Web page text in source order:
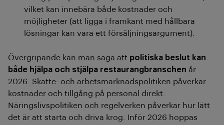
vilket kan innebära både kostnader och
möjligheter (att ligga i framkant med hållbara
lösningar kan vara ett försäljningsargument).
Övergripande kan man säga att politiska beslut kan
både hjälpa och stjälpa restaurangbranschen år
2026. Skatte- och arbetsmarknadspolitiken påverkar
kostnader och tillgång på personal direkt.
Näringslivspolitiken och regelverken påverkar hur lätt
det är att starta och driva krog. Inför 2026 hoppas